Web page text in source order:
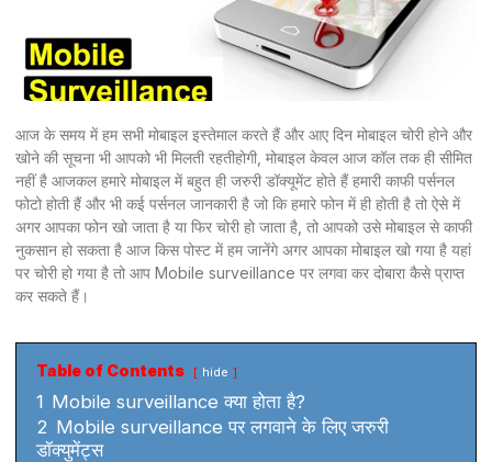
आज के समय में हम सभी मोबाइल इस्तेमाल करते हैं और आए दिन मोबाइल चोरी होने और
खोने की सूचना भी आपको भी मिलती रहतीहोगी, मोबाइल केवल आज कॉल तक ही सीमित
नहीं है आजकल हमारे मोबाइल में बहुत ही जरुरी डॉक्यूमेंट होते हैं हमारी काफी पर्सनल
फोटो होती हैं और भी कई पर्सनल जानकारी है जो कि हमारे फोन में ही होती है तो ऐसे में
अगर आपका फोन खो जाता है या फिर चोरी हो जाता है, तो आपको उसे मोबाइल से काफी
नुकसान हो सकता है आज किस पोस्ट में हम जानेंगे अगर आपका मोबाइल खो गया है यहां
पर चोरी हो गया है तो आप Mobile surveillance पर लगवा कर दोबारा कैसे प्राप्त
कर सकते हैं।
Table of Contents hide
1 Mobile surveillance क्या होता है?
2 Mobile surveillance पर लगवाने के लिए जरुरी
डॉक्युमेंट्स